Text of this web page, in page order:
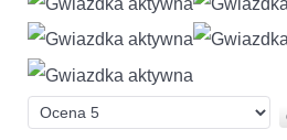
użytkowników:5/5
Proszę,